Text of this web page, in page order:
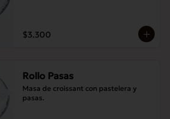
$3.300
Rollo Pasas
Masa de croissant con pastelera y
pasas.